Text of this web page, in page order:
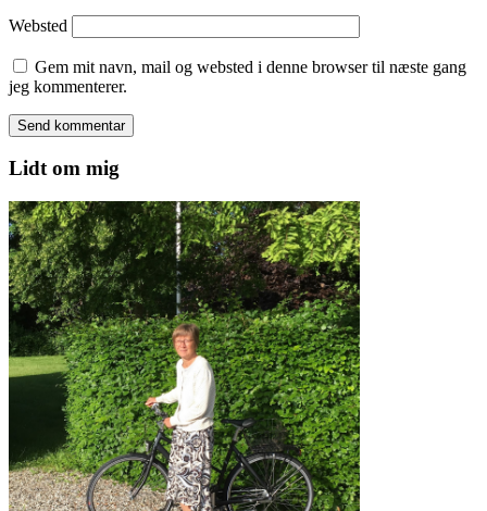
Websted
Gem mit navn, mail og websted i denne browser til næste gang
jeg kommenterer.
Lidt om mig